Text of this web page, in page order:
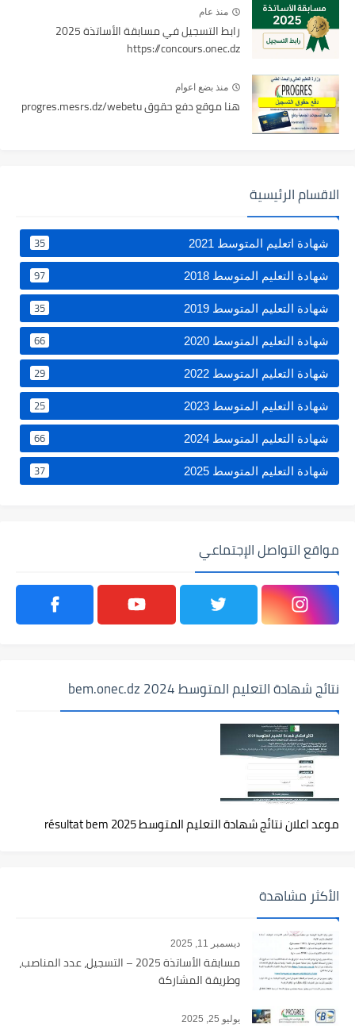
منذ عام
رابط التسجيل في مسابقة الأساتذة 2025
https://concours.onec.dz
منذ بضع اعوام
هنا موقع دفع حقوق progres.mesrs.dz/webetu
الاقسام الرئيسية
شهادة اتعليم المتوسط 2021 35
شهادة التعليم المتوسط 2018 97
شهادة التعليم المتوسط 2019 35
شهادة التعليم المتوسط 2020 66
شهادة التعليم المتوسط 2022 29
شهادة التعليم المتوسط 2023 25
شهادة التعليم المتوسط 2024 66
شهادة التعليم المتوسط 2025 37
مواقع التواصل الإجتماعي
نتائج شهادة التعليم المتوسط 2024 bem.onec.dz
موعد اعلان نتائج شهادة التعليم المتوسط 2025 résultat bem
الأكثر مشاهدة
ديسمبر 11, 2025
مسابقة الأساتذة 2025 – التسجيل، عدد المناصب،
وطريقة المشاركة
يوليو 25, 2025